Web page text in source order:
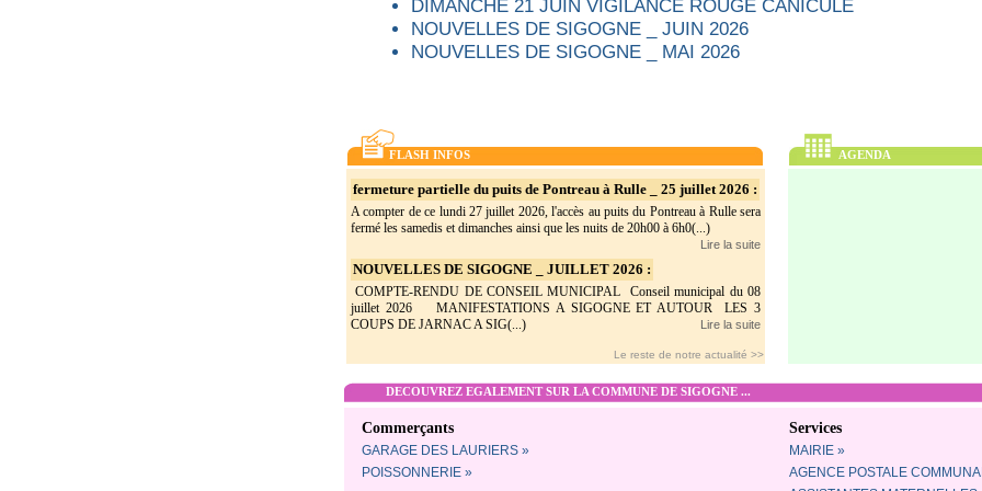
DIMANCHE 21 JUIN VIGILANCE ROUGE CANICULE
NOUVELLES DE SIGOGNE _ JUIN 2026
NOUVELLES DE SIGOGNE _ MAI 2026
FLASH INFOS AGENDA
fermeture partielle du puits de Pontreau à Rulle _ 25 juillet 2026 :
A compter de ce lundi 27 juillet 2026, l'accès au puits du Pontreau à Rulle sera
fermé les samedis et dimanches ainsi que les nuits de 20h00 à 6h0(...)
Lire la suite
NOUVELLES DE SIGOGNE _ JUILLET 2026 :
COMPTE-RENDU DE CONSEIL MUNICIPAL Conseil municipal du 08
juillet 2026 MANIFESTATIONS A SIGOGNE ET AUTOUR LES 3
COUPS DE JARNAC A SIG(...)
Lire la suite
Le reste de notre actualité >>
DECOUVREZ EGALEMENT SUR LA COMMUNE DE SIGOGNE ...
Commerçants
GARAGE DES LAURIERS »
POISSONNERIE »
Services
MAIRIE »
AGENCE POSTALE